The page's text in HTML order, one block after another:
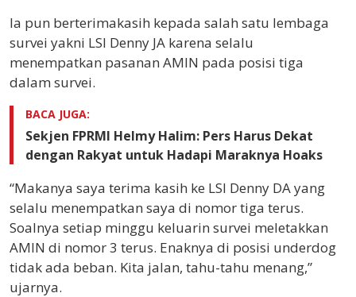
Ia pun berterimakasih kepada salah satu lembaga
survei yakni LSI Denny JA karena selalu
menempatkan pasanan AMIN pada posisi tiga
dalam survei.
BACA JUGA:
Sekjen FPRMI Helmy Halim: Pers Harus Dekat
dengan Rakyat untuk Hadapi Maraknya Hoaks
“Makanya saya terima kasih ke LSI Denny DA yang
selalu menempatkan saya di nomor tiga terus.
Soalnya setiap minggu keluarin survei meletakkan
AMIN di nomor 3 terus. Enaknya di posisi underdog
tidak ada beban. Kita jalan, tahu-tahu menang,”
ujarnya.